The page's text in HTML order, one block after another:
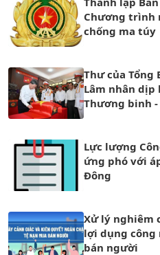
Chương trình
chống ma túy
Thư của Tổng
Lâm nhân dịp
Thương binh
Lực lượng
ứng phó với
Đông
Xử lý nghiêm
lợi dụng công
bán người